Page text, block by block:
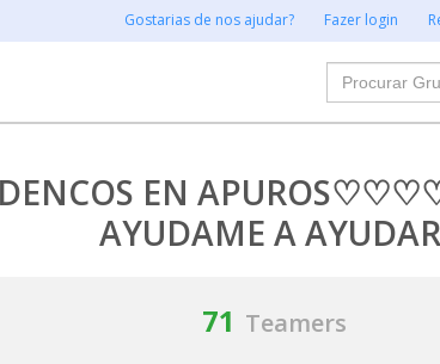
Gostarias de nos ajudar? Fazer login
Procurar
EN
AYUDAME A
71 Teamers